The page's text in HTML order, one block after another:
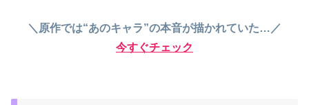
＼原作では“あのキャラ”の本音が描かれていた…／
今すぐチェック